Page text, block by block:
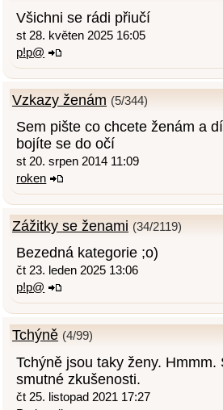
Všichni se rádi přiučí
st 28. květen 2025 16:05
p!p@
Vzkazy ženám (5/344)
Sem pište co chcete ženám a
bojíte se do očí
st 20. srpen 2014 11:09
roken
Zážitky se ženami (34/2119)
Bezedná kategorie ;o)
čt 23. leden 2025 13:06
p!p@
Tchýně (4/99)
Tchýně jsou taky ženy. Hmmm.
smutné zkušenosti.
čt 25. listopad 2021 17:27